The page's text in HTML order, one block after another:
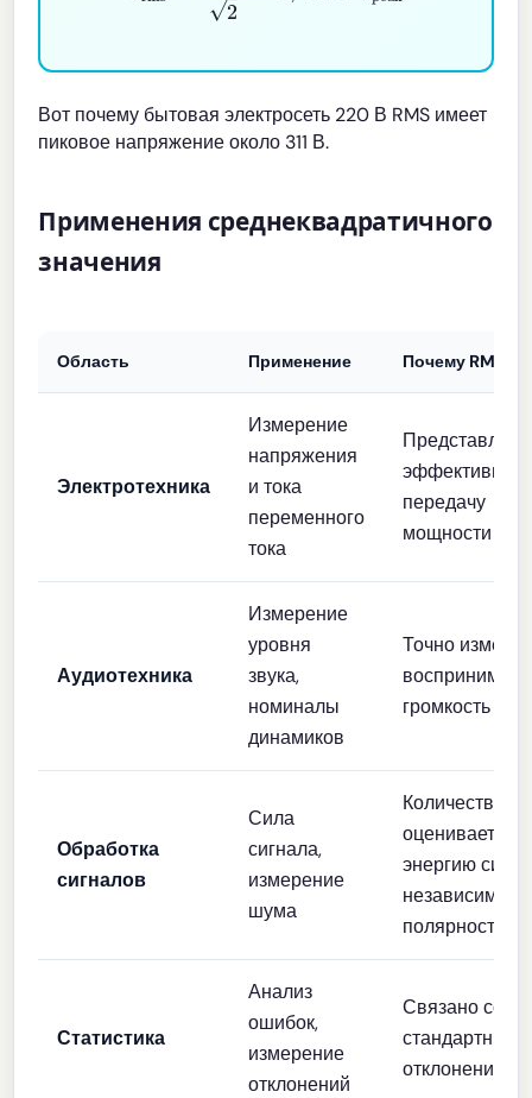
Вот почему бытовая электросеть 220 В RMS имеет
пиковое напряжение около 311 В.
Применения среднеквадратичного
значения
Область Применение Почему RMS?
Электротехника
Измерение
напряжения
и тока
переменного
тока
Представляет
эффективную
передачу
мощности
Аудиотехника
Измерение
уровня
звука,
номиналы
динамиков
Точно
громкость
Обработка
сигналов
Сила
сигнала,
измерение
шума
оценивает
энергию
независимо от
полярности
Статистика
Анализ
ошибок,
измерение
отклонений
Связано со
стандартным
отклонением